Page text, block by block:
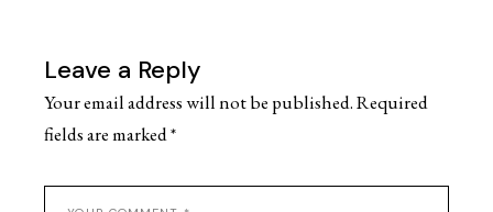
Leave a Reply
Your email address will not be published.Required
fields are marked*